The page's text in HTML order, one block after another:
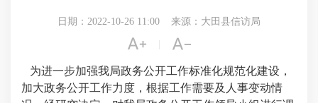
日期：2022-10-26 11:00 来源：大田县信访局
 
为进一步加强我局政务公开工作标准化规范化建设，
加大政务公开工作力度，根据工作需要及人事变动情